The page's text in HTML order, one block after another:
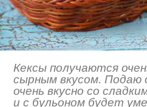
Кексы получаются
сырным вкусом. Подаю
очень вкусно со
и с бульоном будет